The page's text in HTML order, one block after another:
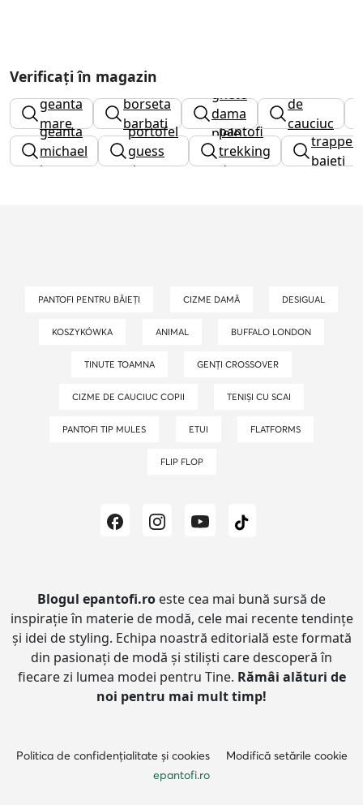
Verificați în magazin
geanta
mare
borseta
barbati
ghete
dama
piele
de
cauciuc
barbati
geanta
michael
kors
portofel
guess
dama
pantofi
trekking
dama
baieti
PANTOFI PENTRU BĂIEȚI CIZME DAMĂ DESIGUAL
KOSZYKÓWKA ANIMAL BUFFALO LONDON
TINUTE TOAMNA GENȚI CROSSOVER
CIZME DE CAUCIUC COPII TENIȘI CU SCAI
PANTOFI TIP MULES ETUI FLATFORMS
FLIP FLOP
Blogul epantofi.ro este cea mai bună sursă de
inspirație în materie de modă, cele mai recente tendințe
și idei de styling. Echipa noastră editorială este formată
din pasionați de modă și stiliști care descoperă în
fiecare zi lumea modei pentru Tine. Rămâi alături de
noi pentru mai mult timp!
Politica de confidențialitate și cookies
Modifică setările cookie
epantofi.ro